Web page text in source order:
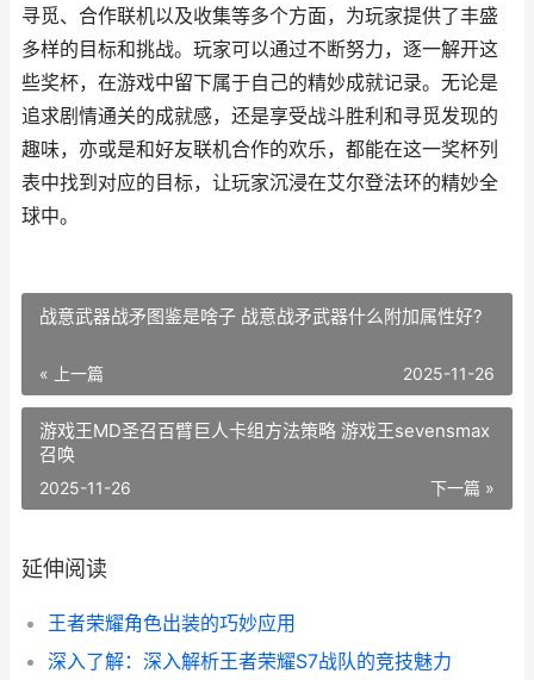
寻觅、合作联机以及收集等多个方面，为玩家提供了丰盛
多样的目标和挑战。玩家可以通过不断努力，逐一解开这
些奖杯，在游戏中留下属于自己的精妙成就记录。无论是
追求剧情通关的成就感，还是享受战斗胜利和寻觅发现的
趣味，亦或是和好友联机合作的欢乐，都能在这一奖杯列
表中找到对应的目标，让玩家沉浸在艾尔登法环的精妙全
球中。
战意武器战矛图鉴是啥子 战意战矛武器什么附加属性好?
« 上一篇 2025-11-26
游戏王MD圣召百臂巨人卡组方法策略 游戏王sevensmax
召唤
下一篇 »
2025-11-26
延伸阅读
王者荣耀角色出装的巧妙应用
深入了解：深入解析王者荣耀S7战队的竞技魅力